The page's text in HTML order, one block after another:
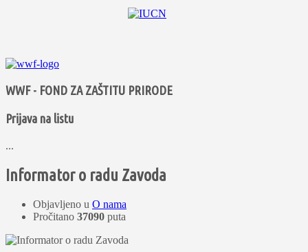
WWF - FOND ZA ZAŠTITU PRIRODE
Prijava na listu
...
Informator o radu Zavoda
Objavljeno u O nama
Pročitano 37090 puta